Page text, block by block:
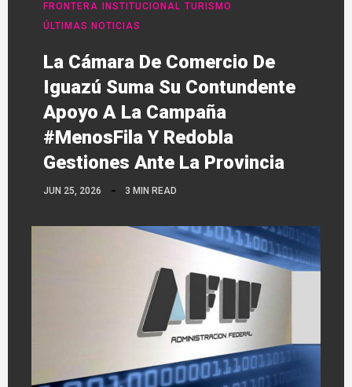
FRONTERA INSTITUCIONAL TURISMO
ÚLTIMAS NOTICIAS
La Cámara De Comercio De
Iguazú Suma Su Contundente
Apoyo A La Campaña
#MenosFila Y Redobla
Gestiones Ante La Provincia
JUN 25, 2026 3 MIN READ